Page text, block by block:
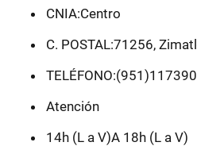
CNIA:Centro
C. POSTAL:71256,
Atención
14h (L a V)A 18h (L a V)